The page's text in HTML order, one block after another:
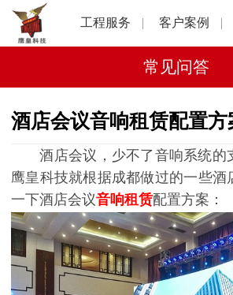
工程服务 客户案例
常见问答
酒店会议音响租赁配置方
酒店会议，少不了音响系统的
鹰皇科技就根据成都做过的一些酒
一下酒店会议音响租赁配置方案：